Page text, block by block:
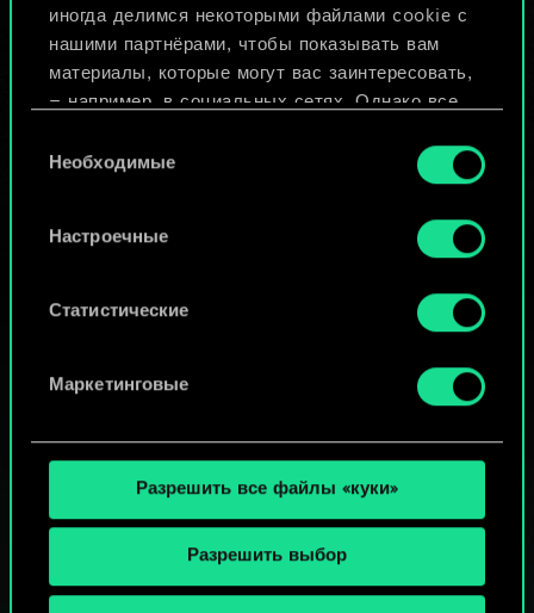
иногда делимся некоторыми файлами cookie с
нашими партнёрами, чтобы показывать вам
материалы, которые могут вас заинтересовать,
— например, в социальных сетях. Однако все
разрешения.
Найти подробную информацию о том, как мы
используем ваши файлы cookie, и изменить
«Настройки» ниже.
согласия
Необходимые
Настроечные
Статистические
Маркетинговые
Разрешить все файлы «куки»
Разрешить выбор
ИЛИ
МОЖЕТ ПАРТЕЕЧКУ В ГВИНТ?